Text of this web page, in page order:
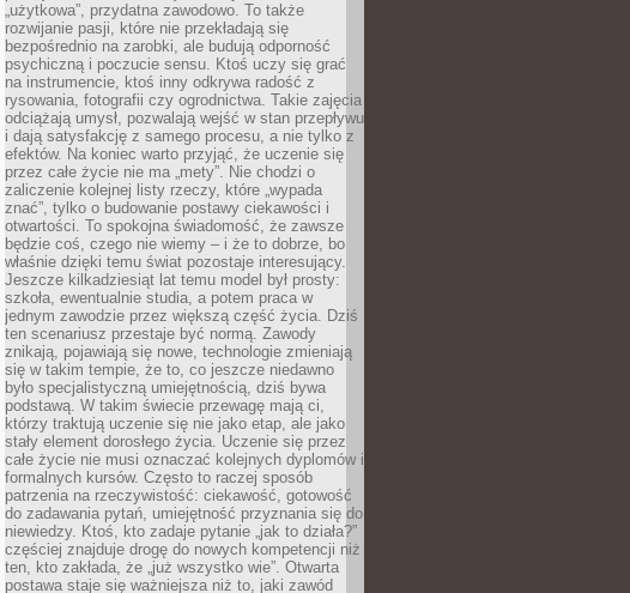
„użytkowa”, przydatna zawodowo. To także
rozwijanie pasji, które nie przekładają się
bezpośrednio na zarobki, ale budują odporność
psychiczną i poczucie sensu. Ktoś uczy się grać
na instrumencie, ktoś inny odkrywa radość z
rysowania, fotografii czy ogrodnictwa. Takie zajęcia
odciążają umysł, pozwalają wejść w stan przepływu
i dają satysfakcję z samego procesu, a nie tylko z
efektów. Na koniec warto przyjąć, że uczenie się
przez całe życie nie ma „mety”. Nie chodzi o
zaliczenie kolejnej listy rzeczy, które „wypada
znać”, tylko o budowanie postawy ciekawości i
otwartości. To spokojna świadomość, że zawsze
będzie coś, czego nie wiemy – i że to dobrze, bo
właśnie dzięki temu świat pozostaje interesujący.
Jeszcze kilkadziesiąt lat temu model był prosty:
szkoła, ewentualnie studia, a potem praca w
jednym zawodzie przez większą część życia. Dziś
ten scenariusz przestaje być normą. Zawody
znikają, pojawiają się nowe, technologie zmieniają
się w takim tempie, że to, co jeszcze niedawno
było specjalistyczną umiejętnością, dziś bywa
podstawą. W takim świecie przewagę mają ci,
którzy traktują uczenie się nie jako etap, ale jako
stały element dorosłego życia. Uczenie się przez
całe życie nie musi oznaczać kolejnych dyplomów i
formalnych kursów. Często to raczej sposób
patrzenia na rzeczywistość: ciekawość, gotowość
do zadawania pytań, umiejętność przyznania się do
niewiedzy. Ktoś, kto zadaje pytanie „jak to działa?”
częściej znajduje drogę do nowych kompetencji niż
ten, kto zakłada, że „już wszystko wie”. Otwarta
postawa staje się ważniejsza niż to, jaki zawód